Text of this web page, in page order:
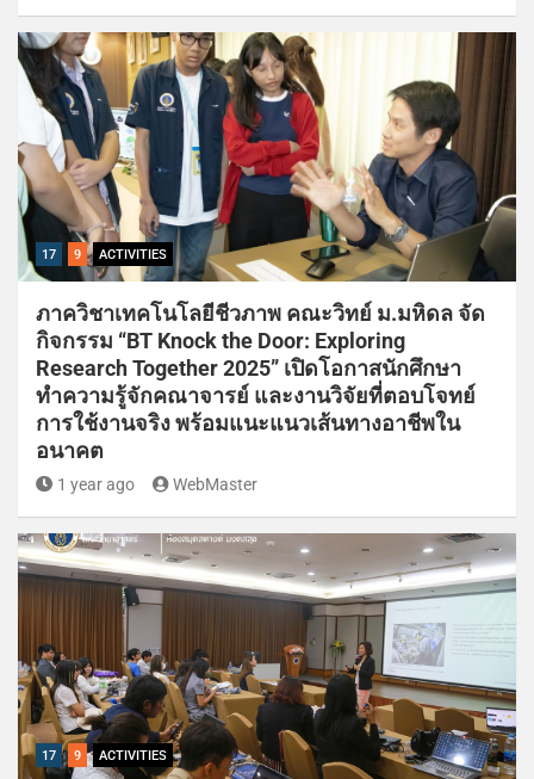
17 9 ACTIVITIES
ภาควิชาเทคโนโลยีชีวภาพ คณะวิทย์ ม.มหิดล จัด
กิจกรรม “BT Knock the Door: Exploring
Research Together 2025” เปิดโอกาสนักศึกษา
ทำความรู้จักคณาจารย์ และงานวิจัยที่ตอบโจทย์
การใช้งานจริง พร้อมแนะแนวเส้นทางอาชีพใน
อนาคต
1 year ago WebMaster
17 9 ACTIVITIES